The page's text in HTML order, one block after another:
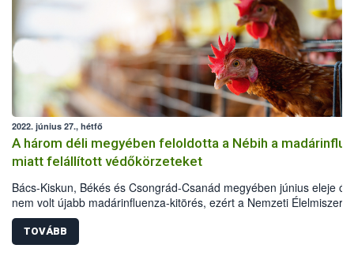
2022. június 27., hétfő
A három déli megyében feloldotta a Nébih a
miatt felállított védőkörzeteket
Bács-Kiskun, Békés és Csongrád-Csanád megyében június eleje óta
nem volt újabb madárinfluenza-kitörés, ezért a Nemzeti
biztonsági Hivatal (Nébih) feloldotta az összes védőkörzetet. Bár a
járványügyi helyzet jelenleg kedvező, ez azonban nem jelenti azt,
járványvédelmi fegyelmen lazítani lehet.
TOVÁBB